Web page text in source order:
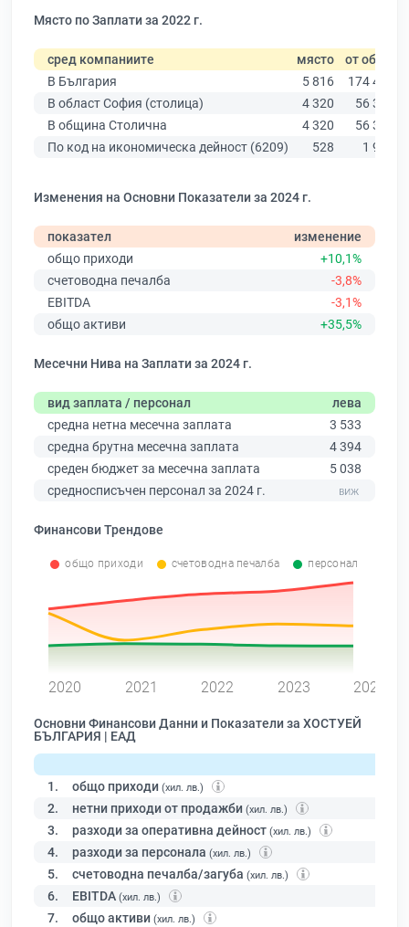
Място по Заплати за 2022 г.
сред компаниите място от общо
В България
5 816
174 403
В област София (столица)
4 320
56 378
В община Столична
4 320
56 378
По код на икономическа дейност (6209)
528 1 961
Изменения на Основни Показатели за 2024 г.
показател
изменение
общо приходи
+10,1%
счетоводна печалба
-3,8%
EBITDA
-3,1%
общо активи
+35,5%
Месечни Нива на Заплати за 2024 г.
вид заплата / персонал
лева
средна нетна месечна заплата
3 533
средна брутна месечна заплата
4 394
среден бюджет за месечна заплата
5 038
средносписъчен персонал за 2024 г.
Финансови Трендове
общо приходи счетоводна печалба персонал
2020 2021 2022 2023 2024
Основни Финансови Данни и Показатели за ХОСТУЕЙ
БЪЛГАРИЯ | ЕАД
1. общо приходи (хил. лв.)
2. нетни приходи от продажби (хил. лв.)
3. разходи за оперативна дейност (хил. лв.)
4. разходи за персонала (хил. лв.)
5. счетоводна печалба/загуба (хил. лв.)
6. EBITDA (хил. лв.)
7. общо активи (хил. лв.)